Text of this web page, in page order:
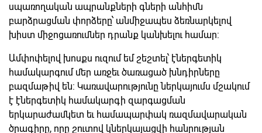
սպառողական ապրանքների գների անհիմն
բարձրացման փորձերը՝ անմիջապես ձեռնարկելով
խիստ միջոցառումներ դրանք կանխելու համար:
Ամփոփելով խոսքս ուզում եմ շեշտել՝ էներգետիկ
համակարգում մեր առջեւ ծառացած խնդիրները
բազմաթիվ են: Կառավարությունը ներկայումս մշակում
է էներգետիկ համակարգի զարգացման
երկարաժամկետ եւ համապարփակ ռազմավարական
ծրագիրը, որը շուտով կներկայացվի հանրության